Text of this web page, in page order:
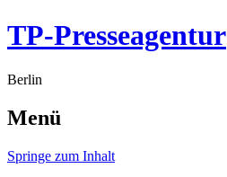
TP-Presseagentur
Berlin
Menü
Springe zum Inhalt